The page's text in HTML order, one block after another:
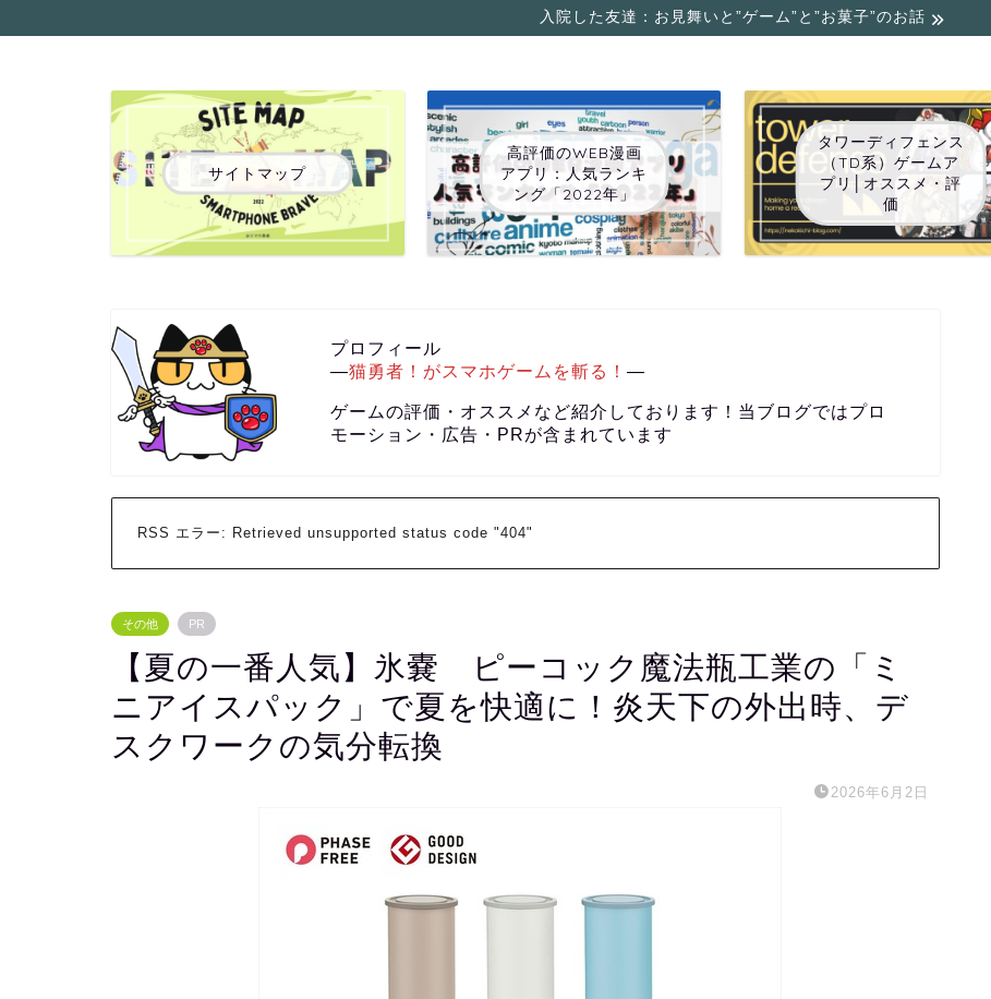
入院した友達：お見舞いと”ゲーム”と”お菓子”のお話
サイトマップ
高評価のWEB漫画
アプリ：人気ランキ
ング「2022年」
タワーディフェンス
（TD系）ゲームア
プリ│オススメ・評
価
プロフィール
―猫勇者！がスマホゲームを斬る！ ―
ゲームの評価・オススメなど紹介しております！当ブログではプロ
モーション・広告・PRが含まれています
RSS エラー: Retrieved unsupported status code "404"
その他 PR
【夏の一番人気】氷嚢 ピーコック魔法瓶工業の「ミ
ニアイスパック」で夏を快適に！炎天下の外出時、デ
スクワークの気分転換
2026年6月2日